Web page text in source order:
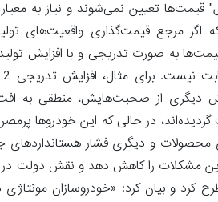
تعیین نمی‌شوند و نیاز به
اگر مرجع قیمت‌گذاری واقعیت‌های
به صورت تدریجی و با افزایش تولید
دیگری از صحبت‌هایش، منطقی به
نیسان و پارس حذف گردیده‌اند، در حالی که این
و دیگری فشار هستانداردهای
مشکلات را کاهش دهد و نقش دولت در
و بیان کرد: «خودروسازان